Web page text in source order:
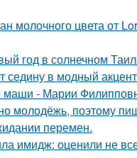
молочного цвета от
год в солнечном
седину в модный
маши - Марии
молодёжь, поэтому
перемен.
имидж: оценили не